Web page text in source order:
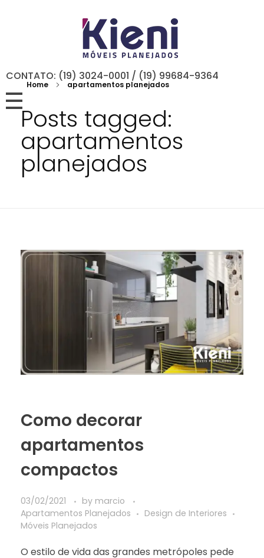
CONTATO: (19) 3024-0001 / (19) 99684-9364
Home apartamentos planejados
Posts tagged:
apartamentos
planejados
Como decorar
apartamentos
compactos
03/02/2021 by marcio
Apartamentos Planejados
Design de Interiores
Móveis Planejados
O estilo de vida das grandes metrópoles pede